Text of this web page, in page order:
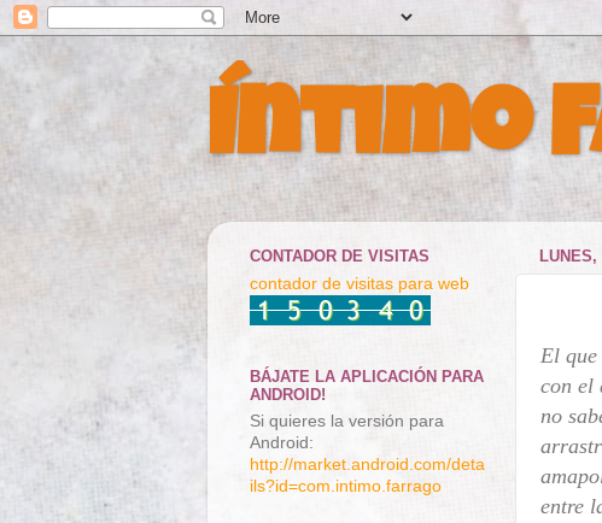
Íntimo
El que
con el
no
entre
CONTADOR DE VISITAS
contador de visitas para web
BÁJATE LA APLICACIÓN PARA
ANDROID!
Si quieres la versión para
Android:
http://market.android.com/deta
ils?id=com.intimo.farrago